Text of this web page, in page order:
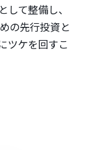
として整備し、
の先行投資と
ツケを回すこ